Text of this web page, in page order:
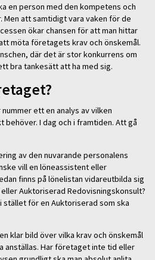
en person med den kompetens och
Men att samtidigt vara vaken för de
ökar chansen för att man hittar
möta företagets krav och önskemål.
där det är stor konkurrens om
bra tankesätt att ha med sig.
ett en analys av vilken
I dag och i framtiden. Att gå
av den nuvarande personalens
vill en löneassistent eller
finns på lönelistan vidareutbilda sig
Auktoriserad Redovisningskonsult?
stället för en Auktoriserad som ska
klar bild över vilka krav och önskemål
anställas. Har företaget inte tid eller